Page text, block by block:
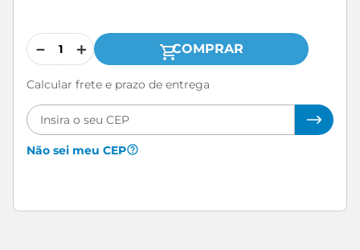
＋
－ COMPRAR
Calcular frete e prazo de entrega
Não sei meu CEP